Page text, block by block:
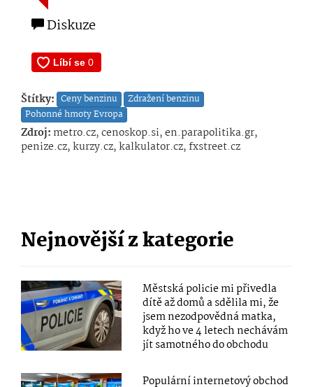
Diskuze
Štítky: Ceny benzinu
Zdražení benzinu
Pohonné hmoty Evropa
Zdroj: metro.cz, cenoskop.si, en.parapolitika.gr,
penize.cz, kurzy.cz, kalkulator.cz, fxstreet.cz
Nejnovější z kategorie
Městská policie mi přivedla
dítě až domů a sdělila mi, že
jsem nezodpovědná matka,
když ho ve 4 letech nechávám
jít samotného do obchodu
Populární internetový obchod